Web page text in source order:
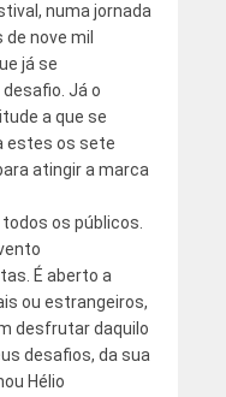
numa jornada
nove mil
já se
Já o
a que se
estes os sete
atingir a marca
os públicos.
É aberto a
ou estrangeiros,
desfrutar daquilo
desafios, da sua
Hélio